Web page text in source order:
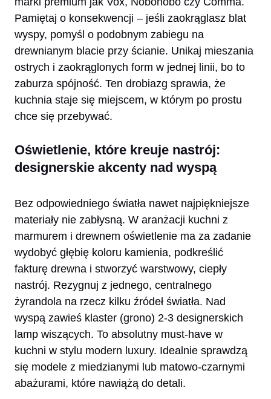
Pamiętaj o konsekwencji – jeśli zaokrąglasz blat
wyspy, pomyśl o podobnym zabiegu na
drewnianym blacie przy ścianie. Unikaj mieszania
ostrych i zaokrąglonych form w jednej linii, bo to
zaburza spójność. Ten drobiazg sprawia, że
kuchnia staje się miejscem, w którym po prostu
chce się przebywać.
Oświetlenie, które kreuje nastrój:
designerskie akcenty nad wyspą
Bez odpowiedniego światła nawet najpiękniejsze
materiały nie zabłysną. W aranżacji kuchni z
marmurem i drewnem oświetlenie ma za zadanie
wydobyć głębię koloru kamienia, podkreślić
fakturę drewna i stworzyć warstwowy, ciepły
nastrój. Rezygnuj z jednego, centralnego
żyrandola na rzecz kilku źródeł światła. Nad
wyspą zawieś klaster (grono) 2-3 designerskich
lamp wiszących. To absolutny must-have w
kuchni w stylu modern luxury. Idealnie sprawdzą
się modele z miedzianymi lub matowo-czarnymi
abażurami, które nawiążą do detali.